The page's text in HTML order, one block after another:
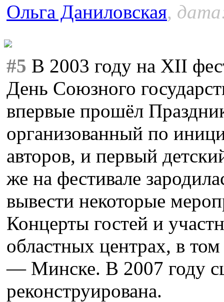
Ольга Даниловская,
#5 В 2003 году на XII
День Союзного
впервые прошёл
организованный по
авторов, и первый
же на фестивале
вывести некоторые
Концерты гостей и
областных центрах, в
— Минске. В 2007 году
реконструирована.